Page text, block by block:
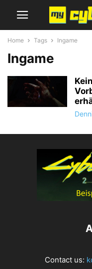
Home Tags Ingame
Ingame
Contact us: